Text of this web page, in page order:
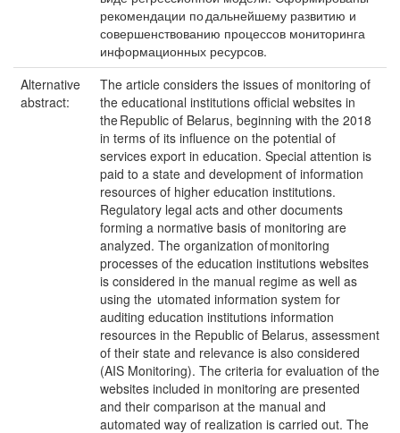
рекомендации по дальнейшему развитию и
совершенствованию процессов мониторинга
информационных ресурсов.
Alternative
abstract:
The article considers the issues of monitoring of
the educational institutions official websites in
the Republic of Belarus, beginning with the 2018
in terms of its influence on the potential of
services export in education. Special attention is
paid to a state and development of information
resources of higher education institutions.
Regulatory legal acts and other documents
forming a normative basis of monitoring are
analyzed. The organization of monitoring
processes of the education institutions websites
is considered in the manual regime as well as
using the utomated information system for
auditing education institutions information
resources in the Republic of Belarus, assessment
of their state and relevance is also considered
(AIS Monitoring). The criteria for evaluation of the
websites included in monitoring are presented
and their comparison at the manual and
automated way of realization is carried out. The